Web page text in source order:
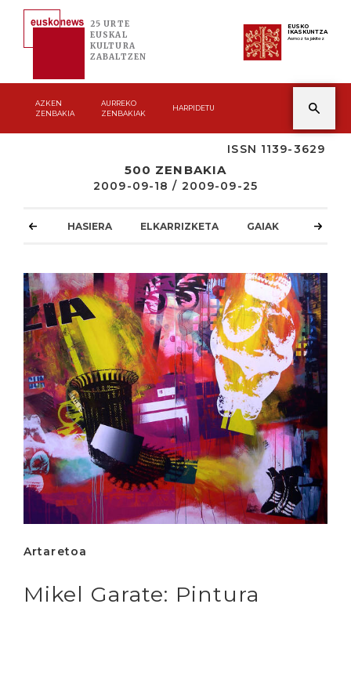
25 URTE
EUSKAL
KULTURA
ZABALTZEN
EUSKO
IKASKUNTZA
Asmoz ta jakitez
AZKEN
ZENBAKIA
AURREKO
ZENBAKIAK
HARPIDETU
ISSN 1139-3629
500 ZENBAKIA
2009-09-18 / 2009-09-25
HASIERA ELKARRIZKETA GAIAK
Artaretoa
Mikel Garate: Pintura